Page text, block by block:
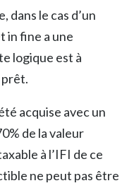
dans le cas d’un
in fine a une
logique est à
prêt.
acquise avec un
de la valeur
à l’IFI de ce
ne peut pas être